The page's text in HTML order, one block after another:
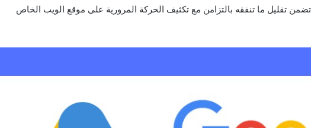
تضمن تقليل ما تنفقه بالتزامن مع تكثيف الحركة المرورية على موقع الويب الخاص